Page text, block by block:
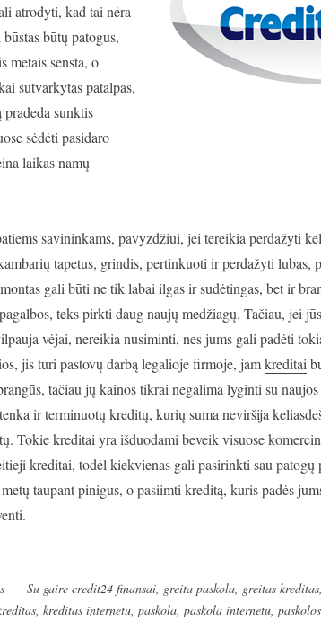
atrodyti, kad tai nėra
būtų patogus,
metais sensta, o
sutvarkytas patalpas,
sunktis
sėdėti pasidaro
laikas namų
savininkams, pavyzdžiui, jei tereikia perdažyti
tapetus, grindis, pertinkuoti ir perdažyti lubas,
gali būti ne tik labai ilgas ir sudėtingas, bet ir
teks pirkti daug naujų medžiagų. Tačiau, jei
vėjai, nereikia nusiminti, nes jums gali padėti
jis turi pastovų darbą legalioje firmoje, jamkreditai
tačiau jų kainos tikrai negalima lyginti su
ir terminuotų kreditų, kurių suma neviršija
Tokie kreditai yra išduodami beveik visuose
kreditai, todėl kiekvienas gali pasirinkti sau
taupant pinigus, o pasiimti kreditą, kuris padės
Su gaire credit24 finansai, greita paskola, greitas kreditas,
,kreditas internetu ,paskola ,paskola internetu ,paskolos